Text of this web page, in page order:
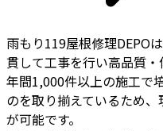
雨もり119屋根修理DEPO
貫して工事を行い高品質・
年間1,000件以上の施工で
のを取り揃えているため
が可能です。